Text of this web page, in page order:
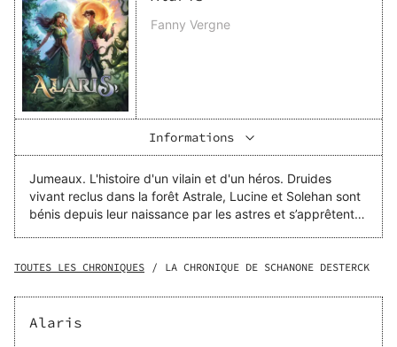
Fanny Vergne
Informations
Jumeaux. L'histoire d'un vilain et d'un héros. Druides
vivant reclus dans la forêt Astrale, Lucine et Solehan sont
bénis depuis leur naissance par les astres et s’apprêtent à
de la cérémonie, les jumeaux, seuls survivants du
un être énigmatique et maléfique, Solehan succombera-t-
il à la découverte de ses désirs les plus profonds ? Livrée
TOUTES LES CHRONIQUES / LA CHRONIQUE DE SCHANONE DESTERCK
Alaris